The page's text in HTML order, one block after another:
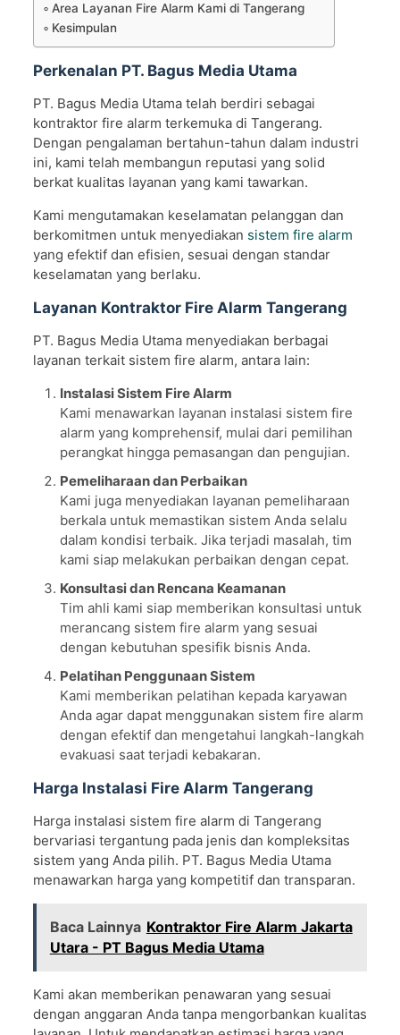
Area Layanan Fire Alarm Kami di Tangerang
Kesimpulan
Perkenalan PT. Bagus Media Utama
PT. Bagus Media Utama telah berdiri sebagai
kontraktor fire alarm terkemuka di Tangerang.
Dengan pengalaman bertahun-tahun dalam industri
ini, kami telah membangun reputasi yang solid
berkat kualitas layanan yang kami tawarkan.
Kami mengutamakan keselamatan pelanggan dan
berkomitmen untuk menyediakan sistem fire alarm
yang efektif dan efisien, sesuai dengan standar
keselamatan yang berlaku.
Layanan Kontraktor Fire Alarm Tangerang
PT. Bagus Media Utama menyediakan berbagai
layanan terkait sistem fire alarm, antara lain:
Instalasi Sistem Fire Alarm
Kami menawarkan layanan instalasi sistem fire
alarm yang komprehensif, mulai dari pemilihan
perangkat hingga pemasangan dan pengujian.
Pemeliharaan dan Perbaikan
Kami juga menyediakan layanan pemeliharaan
berkala untuk memastikan sistem Anda selalu
dalam kondisi terbaik. Jika terjadi masalah, tim
kami siap melakukan perbaikan dengan cepat.
Konsultasi dan Rencana Keamanan
Tim ahli kami siap memberikan konsultasi untuk
merancang sistem fire alarm yang sesuai
dengan kebutuhan spesifik bisnis Anda.
Pelatihan Penggunaan Sistem
Kami memberikan pelatihan kepada karyawan
Anda agar dapat menggunakan sistem fire alarm
dengan efektif dan mengetahui langkah-langkah
evakuasi saat terjadi kebakaran.
Harga Instalasi Fire Alarm Tangerang
Harga instalasi sistem fire alarm di Tangerang
bervariasi tergantung pada jenis dan kompleksitas
sistem yang Anda pilih. PT. Bagus Media Utama
menawarkan harga yang kompetitif dan transparan.
Baca Lainnya Kontraktor Fire Alarm Jakarta
Utara - PT Bagus Media Utama
Kami akan memberikan penawaran yang sesuai
dengan anggaran Anda tanpa mengorbankan kualitas